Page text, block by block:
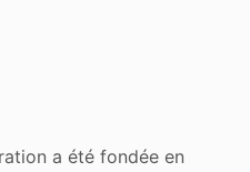
a été fondée en